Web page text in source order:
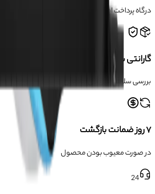
درگاه پرداخت امن و دارای مجوز اینماد
گارانتی سلامت محصول
بررسی سلامت فیزیکی کالا قبل از ارسال
۷ روز ضمانت بازگشت
در صورت معیوب بودن محصول
24